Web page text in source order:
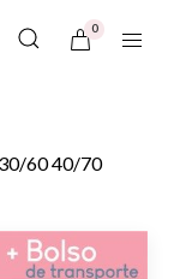
0
60 40/70